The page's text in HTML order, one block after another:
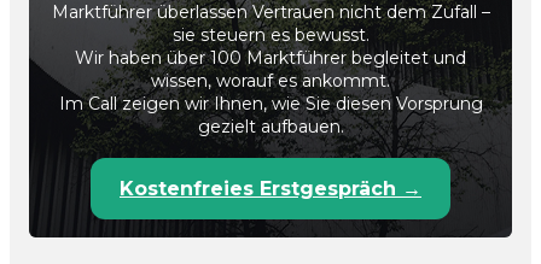
Marktführer überlassen Vertrauen nicht dem Zufall –
sie steuern es bewusst.
Wir haben über 100 Marktführer begleitet und
wissen, worauf es ankommt.
Im Call zeigen wir Ihnen, wie Sie diesen Vorsprung
gezielt aufbauen.
Kostenfreies Erstgespräch →